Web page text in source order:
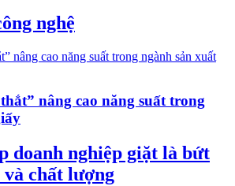
nghệ
nâng cao năng suất trong
doanh nghiệp giặt là bứt
và chất lượng